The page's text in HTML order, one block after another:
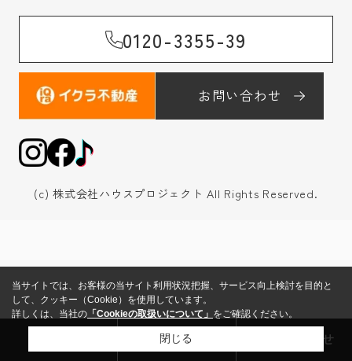
0120-3355-39
お問い合わせ
(c) 株式会社ハウスプロジェクト All Rights Reserved.
売却査定 お問い合わせ
当サイトでは、お客様の当サイト利用状況把握、サービス向上検討を目的と
して、クッキー（Cookie）を使用しています。
詳しくは、当社の 「Cookieの取扱いについて」 をご確認ください。
閉じる